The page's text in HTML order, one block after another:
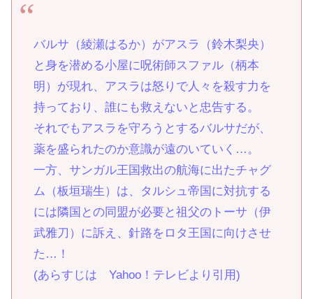
バルサ（綾瀬はるか）がアスラ（鈴木梨央）
と身を潜める小屋に呪術師スファル（柄本
明）が現れ、アスラは怒りで人々を殺す力を
持っており、誰にも救えないと忠告する。
それでもアスラを守ろうとするバルサだが、
薬を盛られたのか意識が遠のいていく…。
一方、サンガル王国救出の航海に出たチャグ
ム（板垣瑞生）は、タルシュ帝国に対抗する
には隣国との同盟が必要と祖父のトーサ（伊
武雅刀）に訴え、針路をロタ王国に向けさせ
た…！
(あらすじは Yahoo！テレビより引用)